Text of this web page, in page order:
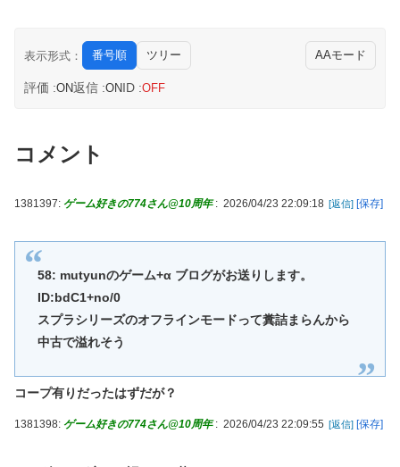
表示形式： 番号順 ツリー AAモード
評価 :ON返信 :ONID :OFF
コメント
1381397: ゲーム好きの774さん@10周年 : 2026/04/23 22:09:18 [返信] [保存]
58: mutyunのゲーム+α ブログがお送りします。
ID:bdC1+no/0
スプラシリーズのオフラインモードって糞詰まらんから
中古で溢れそう
コープ有りだったはずだが？
1381398: ゲーム好きの774さん@10周年 : 2026/04/23 22:09:55 [返信] [保存]